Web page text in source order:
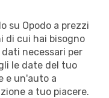
su Opodo a prezzi
di cui hai bisogno
necessari per
le date del tuo
e un'auto a
a tuo piacere.